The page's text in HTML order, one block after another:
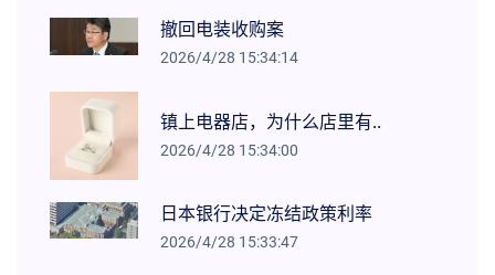
撤回电装收购案
2026/4/28 15:34:14
镇上电器店，为什么店里有..
2026/4/28 15:34:00
日本银行决定冻结政策利率
2026/4/28 15:33:47